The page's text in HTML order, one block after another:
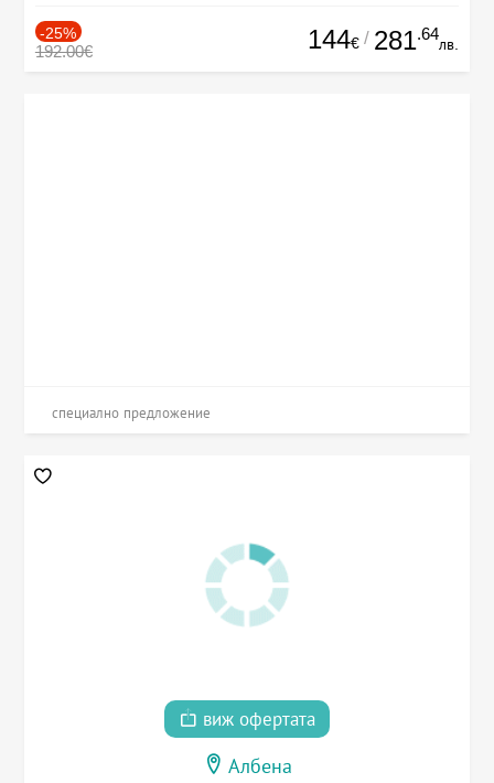
-25%
192.00€ 144€ / 281.64
лв.
специално предложение
виж офертата
Албена